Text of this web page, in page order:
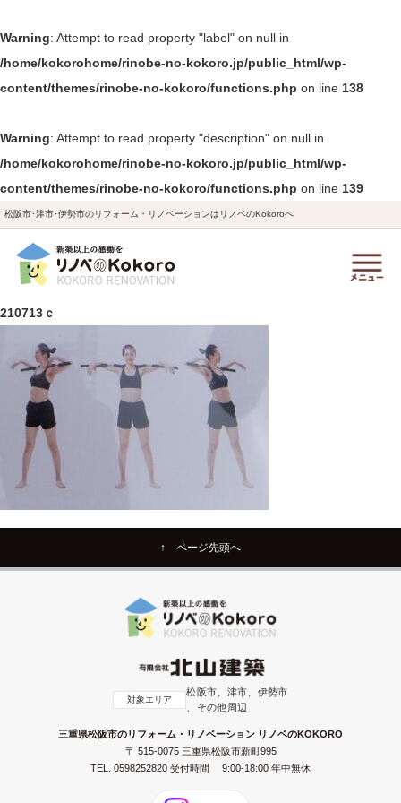
Warning: Attempt to read property "label" on null in
/home/kokorohome/rinobe-no-kokoro.jp/public_html/wp-
content/themes/rinobe-no-kokoro/functions.php on line 138
Warning: Attempt to read property "description" on null in
/home/kokorohome/rinobe-no-kokoro.jp/public_html/wp-
content/themes/rinobe-no-kokoro/functions.php on line 139
松阪市･津市･伊勢市のリフォーム・リノベーションはリノベのKokoroへ
210713ｃ
↑ ページ先頭へ
対象エリア
松阪市、津市、伊勢市
、その他周辺
三重県松阪市のリフォーム・リノベーション リノベのKOKORO
〒 515-0075 三重県松阪市新町995
TEL. 0598252820 受付時間 9:00-18:00 年中無休